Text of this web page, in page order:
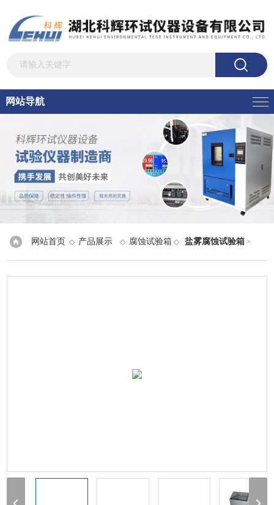
网站导航
网站首页 ◇ 产品展示 ◇ 腐蚀试验箱 ◇盐雾腐蚀试验箱 >
YWX/Q-150小型盐雾腐蚀试验箱